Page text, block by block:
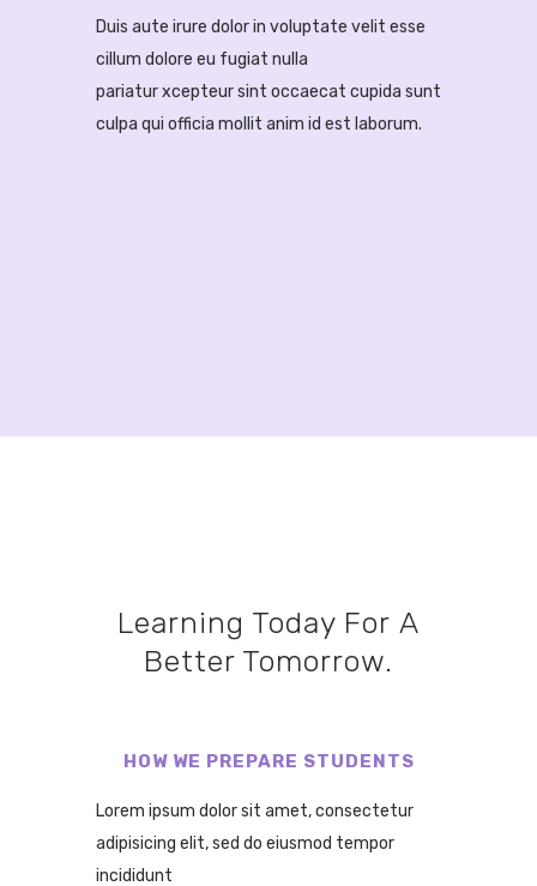
Duis aute irure dolor in voluptate velit esse
cillum dolore eu fugiat nulla
pariaturxcepteur sint occaecat cupida sunt
culpa qui officia mollit anim id est laborum.
Learning Today For A
Better Tomorrow.
HOW WE PREPARE STUDENTS
Lorem ipsum dolor sit amet, consectetur
adipisicing elit, sed do eiusmod tempor
incididunt